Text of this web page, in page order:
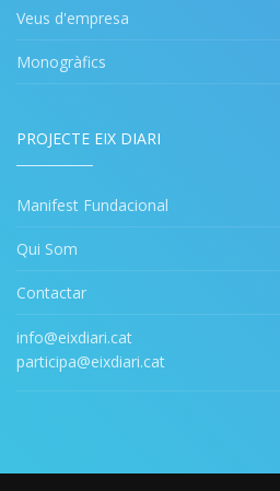
Veus d'empresa
Monogràfics
PROJECTE EIX DIARI
Manifest Fundacional
Qui Som
Contactar
info@eixdiari.cat
participa@eixdiari.cat